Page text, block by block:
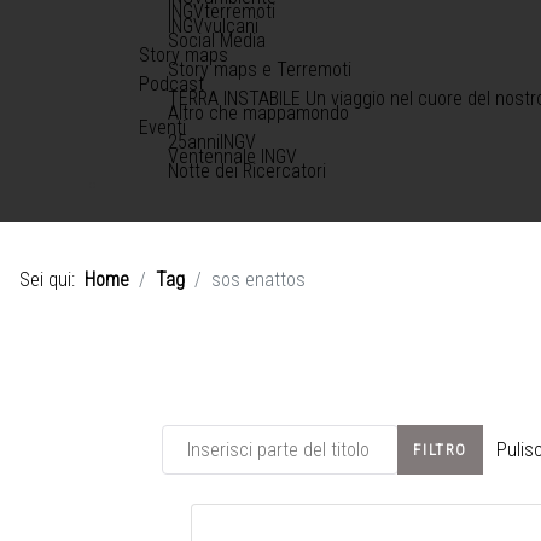
INGVterremoti
INGVvulcani
Social Media
Story maps
Story maps e Terremoti
Podcast
TERRA INSTABILE Un viaggio nel cuore del
Altro che mappamondo
Eventi
25anniINGV
Ventennale INGV
Notte dei Ricercatori
Sei qui: Home Tag sos enattos
Inserisci parte del titolo FILTRO